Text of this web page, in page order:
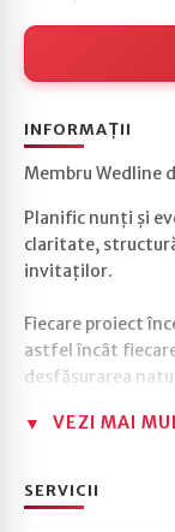
INFORMAȚII
Membru Wedline
Planific nunți și
claritate,
invitaților.
Fiecare proiect
astfel încât
desfășurarea
Cu formare
pentru detaliile
VEZI MAI
SERVICII